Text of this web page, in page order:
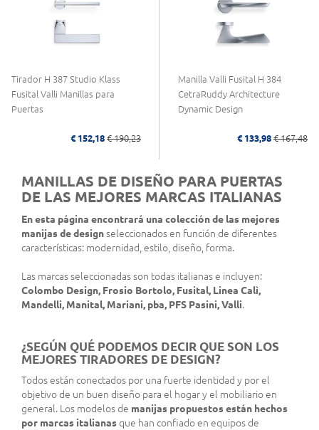
Tirador H 387 Studio Klass
Fusital Valli Manillas para
Puertas
€ 152,18 € 190,23
Manilla Valli Fusital H 384
CetraRuddy Architecture
Dynamic Design
€ 133,98 € 167,48
MANILLAS DE DISEÑO PARA PUERTAS
DE LAS MEJORES MARCAS ITALIANAS
En esta página encontrará una colección de las mejores
manijas de designseleccionados en función de diferentes
características: modernidad, estilo, diseño, forma.
Las marcas seleccionadas son todas italianas e incluyen:
Colombo Design, Frosio Bortolo, Fusital, Linea Calì,
Mandelli, Manital, Mariani, pba, PFS Pasini, Valli.
¿SEGÚN QUÉ PODEMOS DECIR QUE SON LOS
MEJORES TIRADORES DE DESIGN?
Todos están conectados por una fuerte identidad y por el
objetivo de un buen diseño para el hogar y el mobiliario en
general. Los modelos de manijas propuestos están hechos
por marcas italianasque han confiado en equipos de